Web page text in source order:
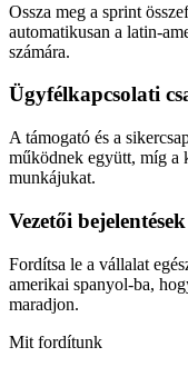
Ossza meg a sprint
automatikusan a latin-
számára.
Ügyfélkapcsolati
A támogató és a
működnek együtt, míg a
munkájukat.
Vezetői bejelentések
Fordítsa le a vállalat
amerikai spanyol-ba,
maradjon.
Mit fordítunk